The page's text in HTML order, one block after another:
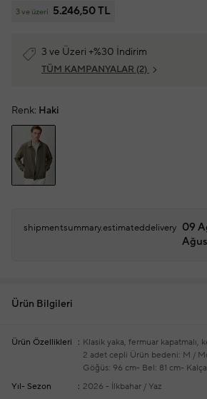
3 ve üzeri 5.246,50 TL
3 ve Üzeri +%30 İndirim
TÜM KAMPANYALAR (2)
Renk: Haki
shipmentsummary.estimateddelivery 09
Ürün Bilgileri
Ürün Özellikleri Klasik yaka, fermuar kapatmalı,
2 adet cepli Ürün bedeni: M /
Göğüs: 96 cm- Bel: 81 cm-
giyim alışverişlerinizde ücretsiz
Yıl- Sezon
2026 - İlkbahar / Yaz